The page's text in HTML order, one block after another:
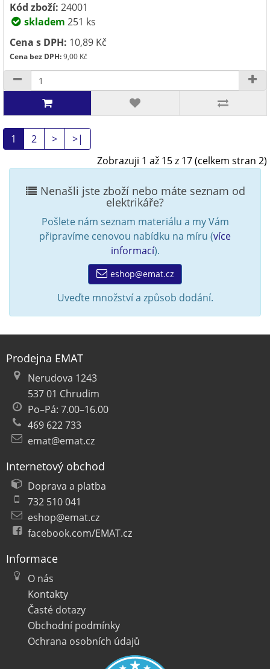
Kód zboží: 24001
skladem 251 ks
Cena s DPH: 10,89 Kč
Cena bez DPH:9,00 Kč
1 2 >
>|
Zobrazuji 1 až 15 z 17 (celkem stran 2)
Nenašli jste zboží nebo máte seznam od
elektrikáře?
Pošlete nám seznam materiálu a my Vám
připravíme cenovou nabídku na míru (více
informací).
eshop@emat.cz
Uveďte množství a způsob dodání.
Prodejna EMAT
Nerudova 1243
537 01 Chrudim
Po–Pá: 7.00–16.00
469 622 733
emat@emat.cz
Internetový obchod
Doprava a platba
732 510 041
eshop@emat.cz
facebook.com/EMAT.cz
Informace
O nás
Kontakty
Časté dotazy
Obchodní podmínky
Ochrana osobních údajů